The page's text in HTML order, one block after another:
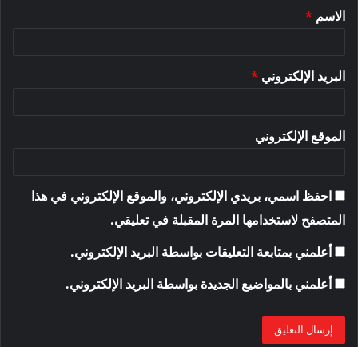
*
الاسم *
البريد الإلكتروني *
الموقع الإلكتروني
احفظ اسمي، بريدي الإلكتروني، والموقع الإلكتروني في هذا
المتصفح لاستخدامها المرة المقبلة في تعليقي.
أعلمني بمتابعة التعليقات بواسطة البريد الإلكتروني.
أعلمني بالمواضيع الجديدة بواسطة البريد الإلكتروني.